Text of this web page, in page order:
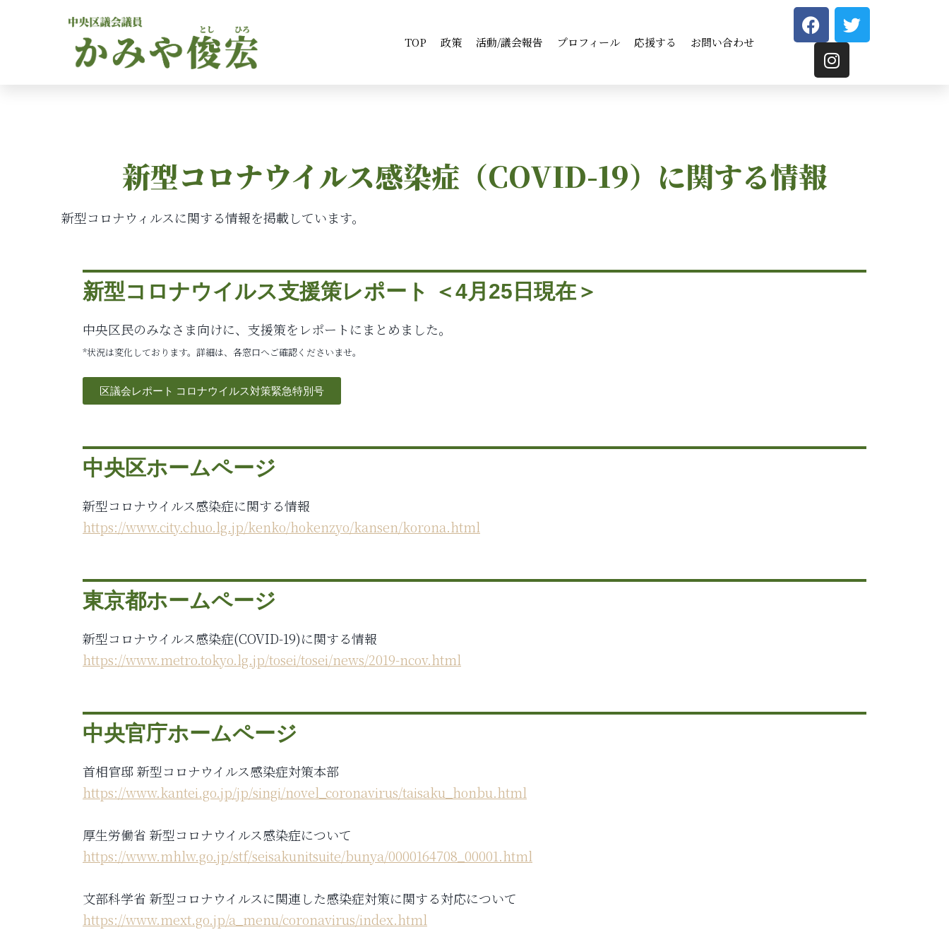
TOP 政策 活動/議会報告 プロフィール 応援する お問い合わせ
新型コロナウイルス感染症（COVID-19）に関する情報
新型コロナウィルスに関する情報を掲載しています。
新型コロナウイルス支援策レポート ＜4月25日現在＞
中央区民のみなさま向けに、支援策をレポートにまとめました。
*状況は変化しております。詳細は、各窓口へご確認くださいませ。
区議会レポート コロナウイルス対策緊急特別号
中央区ホームページ
新型コロナウイルス感染症に関する情報
https://www.city.chuo.lg.jp/kenko/hokenzyo/kansen/korona.html
東京都ホームページ
新型コロナウイルス感染症(COVID-19)に関する情報
https://www.metro.tokyo.lg.jp/tosei/tosei/news/2019-ncov.html
中央官庁ホームページ
首相官邸 新型コロナウイルス感染症対策本部
https://www.kantei.go.jp/jp/singi/novel_coronavirus/taisaku_honbu.html
厚生労働省 新型コロナウイルス感染症について
https://www.mhlw.go.jp/stf/seisakunitsuite/bunya/0000164708_00001.html
文部科学省 新型コロナウイルスに関連した感染症対策に関する対応について
https://www.mext.go.jp/a_menu/coronavirus/index.html